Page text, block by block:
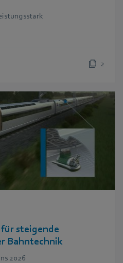
2
steigende
Bahntechnik
2026